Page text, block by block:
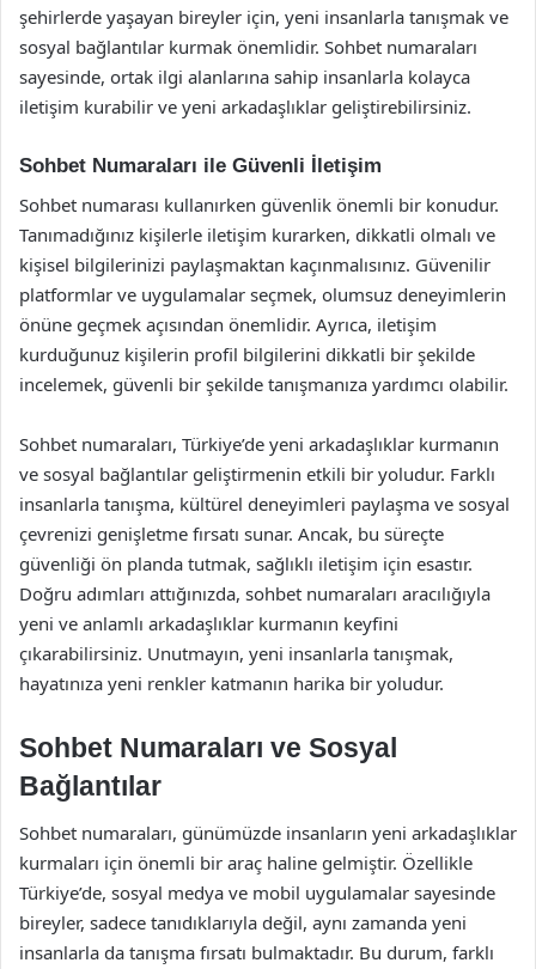
şehirlerde yaşayan bireyler için, yeni insanlarla tanışmak ve
sosyal bağlantılar kurmak önemlidir. Sohbet numaraları
sayesinde, ortak ilgi alanlarına sahip insanlarla kolayca
iletişim kurabilir ve yeni arkadaşlıklar geliştirebilirsiniz.
Sohbet Numaraları ile Güvenli İletişim
Sohbet numarası kullanırken güvenlik önemli bir konudur.
Tanımadığınız kişilerle iletişim kurarken, dikkatli olmalı ve
kişisel bilgilerinizi paylaşmaktan kaçınmalısınız. Güvenilir
platformlar ve uygulamalar seçmek, olumsuz deneyimlerin
önüne geçmek açısından önemlidir. Ayrıca, iletişim
kurduğunuz kişilerin profil bilgilerini dikkatli bir şekilde
incelemek, güvenli bir şekilde tanışmanıza yardımcı olabilir.
Sohbet numaraları, Türkiye’de yeni arkadaşlıklar kurmanın
ve sosyal bağlantılar geliştirmenin etkili bir yoludur. Farklı
insanlarla tanışma, kültürel deneyimleri paylaşma ve sosyal
çevrenizi genişletme fırsatı sunar. Ancak, bu süreçte
güvenliği ön planda tutmak, sağlıklı iletişim için esastır.
Doğru adımları attığınızda, sohbet numaraları aracılığıyla
yeni ve anlamlı arkadaşlıklar kurmanın keyfini
çıkarabilirsiniz. Unutmayın, yeni insanlarla tanışmak,
hayatınıza yeni renkler katmanın harika bir yoludur.
Sohbet Numaraları ve Sosyal
Bağlantılar
Sohbet numaraları, günümüzde insanların yeni arkadaşlıklar
kurmaları için önemli bir araç haline gelmiştir. Özellikle
Türkiye’de, sosyal medya ve mobil uygulamalar sayesinde
bireyler, sadece tanıdıklarıyla değil, aynı zamanda yeni
insanlarla da tanışma fırsatı bulmaktadır. Bu durum, farklı